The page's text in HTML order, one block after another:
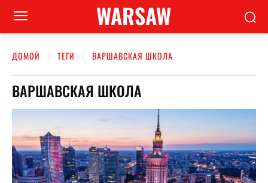
WARSAW
ДОМОЙ ТЕГИ ВАРШАВСКАЯ ШКОЛА
ВАРШАВСКАЯ ШКОЛА